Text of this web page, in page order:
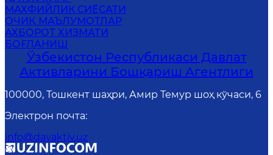
MАХФИЙЛИК СИЁСАТИ
ОЧИҚ МАЪЛУМОТЛАР
АХБОРОТ ХИЗМАТИ
БОҒЛАНИШ
Ўзбекистон Республикаси Давлат
Активларини Бошқариш Агентлиги
100000, Тошкент шаҳри, Амир Темур шоҳ кўчаси, 6
Электрон почта:
info@davaktiv.uz